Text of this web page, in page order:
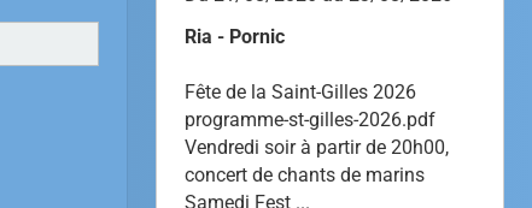
Ria - Pornic
Fête de la Saint-Gilles 2026
programme-st-gilles-2026.pdf
Vendredi soir à partir de 20h00,
concert de chants de marins
Samedi Fest ...